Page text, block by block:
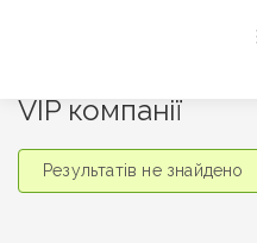
VIP компанії
Результатів не знайдено